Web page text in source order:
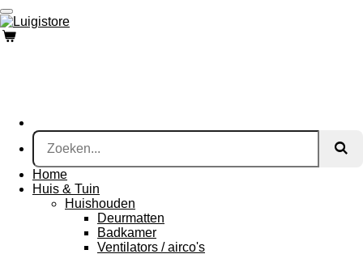
Ga
direct
naar
Home
Huis & Tuin
Huishouden
Deurmatten
Badkamer
Ventilators / airco's